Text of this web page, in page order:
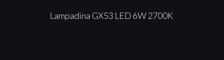
Lampadina GX53 LED 6W 2700K